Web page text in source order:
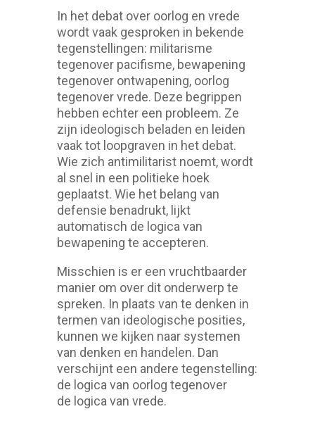
In het debat over oorlog en vrede
wordt vaak gesproken in bekende
tegenstellingen: militarisme
tegenover pacifisme, bewapening
tegenover ontwapening, oorlog
tegenover vrede. Deze begrippen
hebben echter een probleem. Ze
zijn ideologisch beladen en leiden
vaak tot loopgraven in het debat.
Wie zich antimilitarist noemt, wordt
al snel in een politieke hoek
geplaatst. Wie het belang van
defensie benadrukt, lijkt
automatisch de logica van
bewapening te accepteren.
Misschien is er een vruchtbaarder
manier om over dit onderwerp te
spreken. In plaats van te denken in
termen van ideologische posities,
kunnen we kijken naar systemen
van denken en handelen. Dan
verschijnt een andere tegenstelling:
de logica van oorlog tegenover
de logica van vrede.